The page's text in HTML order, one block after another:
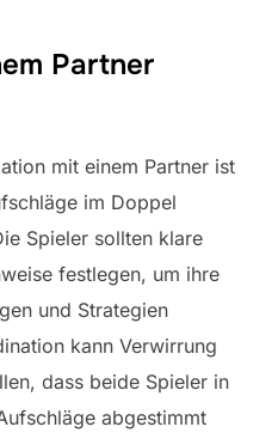
Partner
mit einem Partner ist
im Doppel
Spieler sollten klare
festlegen, um ihre
und Strategien
kann Verwirrung
dass beide Spieler in
abgestimmt